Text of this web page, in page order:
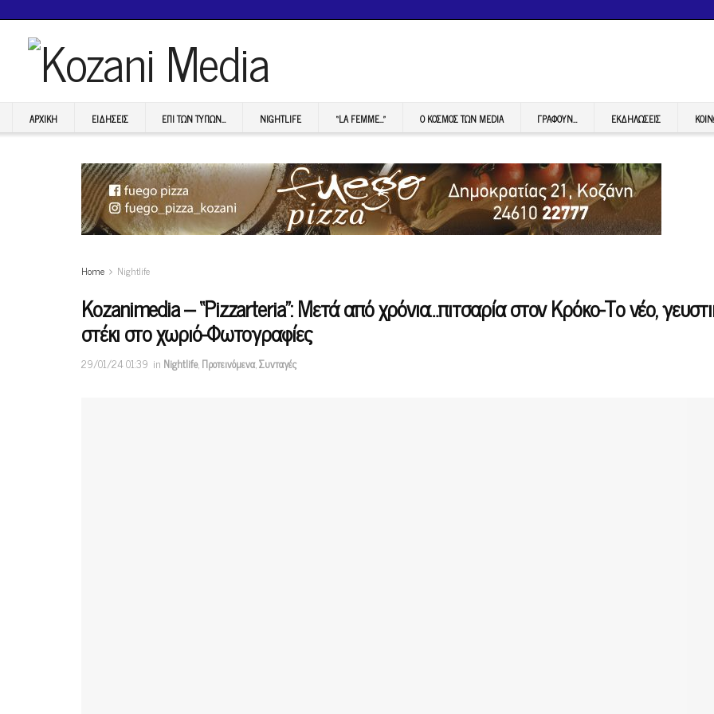
ΑΡΧΙΚΉ ΕΙΔΉΣΕΙΣ ΕΠI ΤΩΝ ΤΥΠΩΝ… NIGHTLIFE “LA FEMME…” Ο ΚΟΣΜΟΣ ΤΩΝ MEDIA ΓΡΆΦΟΥΝ… ΕΚΔΗΛΏΣΕΙΣ
Home Nightlife
Κοzanimedia – “Pizzarteria”: Μετά από χρόνια…πιτσαρία στον Κρόκο-Το νέο,
στέκι στο χωριό-Φωτογραφίες
29/01/24 01:39 in Nightlife,Προτεινόμενα,Συνταγές